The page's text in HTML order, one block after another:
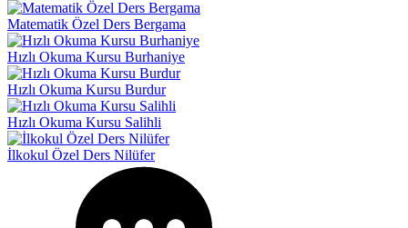
Matematik Özel Ders Bergama
Hızlı Okuma Kursu Burhaniye
Hızlı Okuma Kursu Burdur
Hızlı Okuma Kursu Salihli
İlkokul Özel Ders Nilüfer